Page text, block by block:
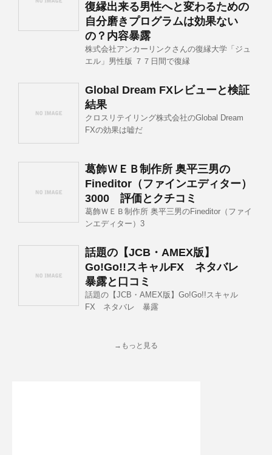
復縁出来る男性へと変わるための
自分磨きプログラムは効果ない
の？内容暴露
株式会社アンカーリンクさんの復縁大学「ジュ
エル」男性版 ７７日間で復縁
Global Dream FXレビューと検証
結果
クロスリテイリング株式会社のGlobal Dream
FXの効果は嘘だ
葛飾ＷＥＢ制作所 奥平三男の
Fineditor（ファインエディター）
3000 評価とクチコミ
葛飾ＷＥＢ制作所 奥平三男のFineditor（ファイ
ンエディター）3
話題の【JCB・AMEX版】
Go!Go!!スキャルFX ネタバレ
暴露と口コミ
話題の【JCB・AMEX版】Go!Go!!スキャル
FX ネタバレ 暴露
→もっと見る